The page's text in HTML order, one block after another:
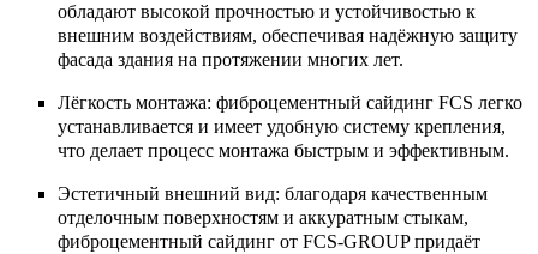
обладают высокой прочностью и устойчивостью к
внешним воздействиям, обеспечивая надёжную защиту
фасада здания на протяжении многих лет.
Лёгкость монтажа: фиброцементный сайдинг FCS легко
устанавливается и имеет удобную систему крепления,
что делает процесс монтажа быстрым и эффективным.
Эстетичный внешний вид: благодаря качественным
отделочным поверхностям и аккуратным стыкам,
фиброцементный сайдинг от FCS-GROUP придаёт